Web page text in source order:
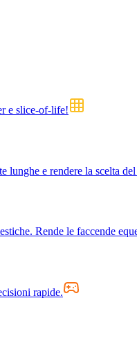
e slice-of-life!
e rendere la scelta
Rende le faccende
rapide.